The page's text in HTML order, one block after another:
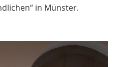
in Münster.